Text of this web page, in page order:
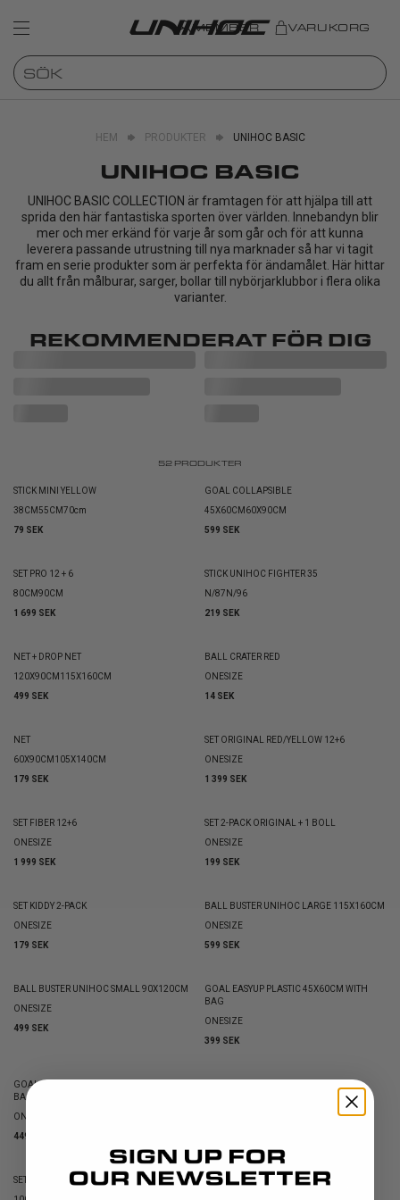
MEMBER VARUKORG
HEM PRODUKTER UNIHOC BASIC
UNIHOC BASIC
UNIHOC BASIC COLLECTION är framtagen för att hjälpa till att
sprida den här fantastiska sporten över världen. Innebandyn blir
mer och mer erkänd för varje år som går och för att kunna
leverera passande utrustning till nya marknader så har vi tagit
fram en serie produkter som är perfekta för ändamålet. Här hittar
du allt från målburar, sarger, bollar till nybörjarklubbor i flera olika
varianter.
REKOMMENDERAT FÖR DIG
52 PRODUKTER
STICK MINI YELLOW
38CM55CM70cm
79 SEK
GOAL COLLAPSIBLE
45X60CM 60X90CM
599 SEK
SET PRO 12 + 6
80CM90CM
1 699 SEK
STICK UNIHOC FIGHTER 35
N/87 N/96
219 SEK
NET + DROP NET
120X90CM 115X160CM
499 SEK
BALL CRATER RED
ONESIZE
14 SEK
NET
60X90CM 105X140CM
179 SEK
SET ORIGINAL RED/YELLOW 12+6
ONESIZE
1 399 SEK
SET FIBER 12+6
ONESIZE
1 999 SEK
SET 2-PACK ORIGINAL + 1 BOLL
ONESIZE
199 SEK
SET KIDDY 2-PACK
ONESIZE
179 SEK
BALL BUSTER UNIHOC LARGE 115X160CM
ONESIZE
599 SEK
BALL BUSTER UNIHOC SMALL 90X120CM
ONESIZE
499 SEK
GOAL EASYUP PLASTIC 45X60CM WITH
BAG
ONESIZE
399 SEK
GOAL EASYUP PLASTIC 60X90CM WITH
BAG
ONESIZE
449 SEK
SET UNIHOC SNIPER 30 12 STICKS + 6 BALLS
SLUT I LAGER ONLINE EXCLUSIVE
UNIHOC CLICK FLOOR 3M2 (48 PCS)